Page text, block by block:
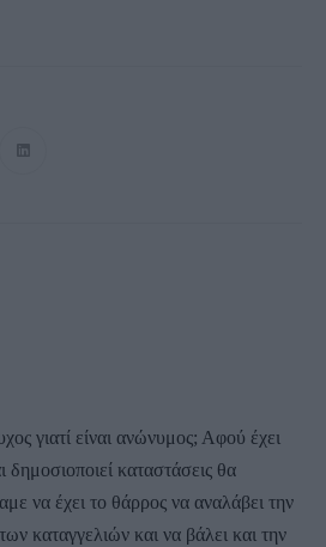
γιατί είναι ανώνυμος; Αφού έχει
δημοσιοποιεί καταστάσεις θα
να έχει το θάρρος να αναλάβει την
καταγγελιών και να βάλει και την